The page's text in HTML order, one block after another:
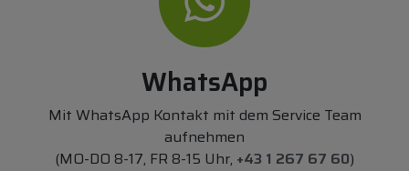
WhatsApp
Mit WhatsApp Kontakt mit dem Service Team
aufnehmen
(MO-DO 8-17, FR 8-15 Uhr, +43 1 267 67 60)